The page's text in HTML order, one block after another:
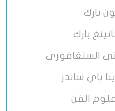
بارك
بارك
السنغافوري
باي ساندز
الفن